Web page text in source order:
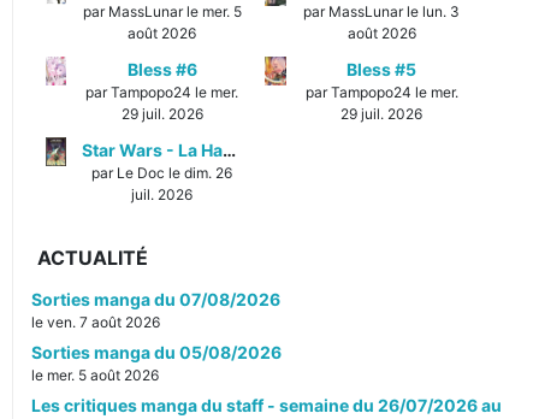
par MassLunar le mer. 5
août 2026
par MassLunar le lun. 3
août 2026
Bless #6
par Tampopo24 le mer.
29 juil. 2026
Bless #5
par Tampopo24 le mer.
29 juil. 2026
Star Wars - La Haute République - Un équilibre fragile
par Le Doc le dim. 26
juil. 2026
ACTUALITÉ
Sorties manga du 07/08/2026
le ven. 7 août 2026
Sorties manga du 05/08/2026
le mer. 5 août 2026
Les critiques manga du staff - semaine du 26/07/2026 au